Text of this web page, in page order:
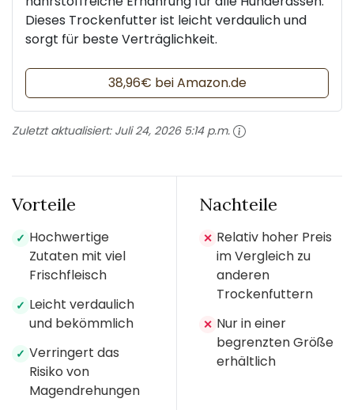
Dieses Trockenfutter ist leicht verdaulich und
sorgt für beste Verträglichkeit.
38,96€ bei Amazon.de
Zuletzt aktualisiert: Juli 24, 2026 5:14 p.m.
Vorteile
✓ Hochwertige
Zutaten mit viel
Frischfleisch
✓ Leicht verdaulich
und bekömmlich
✓ Verringert das
Risiko von
Magendrehungen
Nachteile
✕ Relativ hoher Preis
im Vergleich zu
anderen
Trockenfuttern
✕ Nur in einer
begrenzten Größe
erhältlich